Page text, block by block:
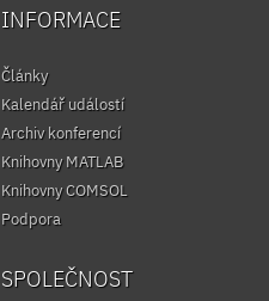
INFORMACE
Články
Kalendář událostí
Archiv konferencí
Knihovny MATLAB
Knihovny COMSOL
Podpora
SPOLEČNOST